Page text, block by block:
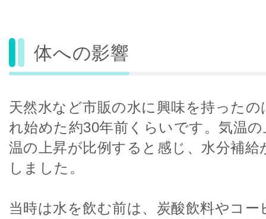
体への影響
天然水など市販の水に興味を持った
れ始めた約30年前くらいです。気温
温の上昇が比例すると感じ、水分補給
しました。
当時は水を飲む前は、炭酸飲料やコー